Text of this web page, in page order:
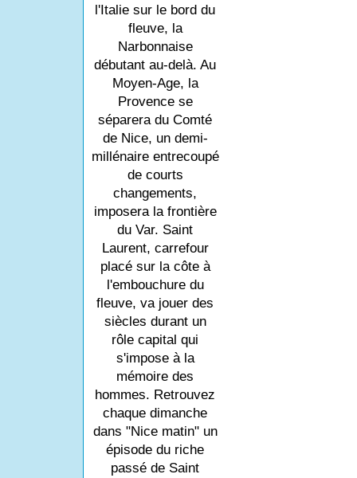
l'Italie sur le bord du
fleuve, la
Narbonnaise
débutant au-delà. Au
Moyen-Age, la
Provence se
séparera du Comté
de Nice, un demi-
millénaire entrecoupé
de courts
changements,
imposera la frontière
du Var. Saint
Laurent, carrefour
placé sur la côte à
l'embouchure du
fleuve, va jouer des
siècles durant un
rôle capital qui
s'impose à la
mémoire des
hommes. Retrouvez
chaque dimanche
dans "Nice matin" un
épisode du riche
passé de Saint